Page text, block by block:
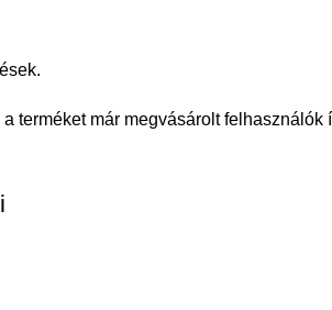
terméket már megvásárolt felhasználók